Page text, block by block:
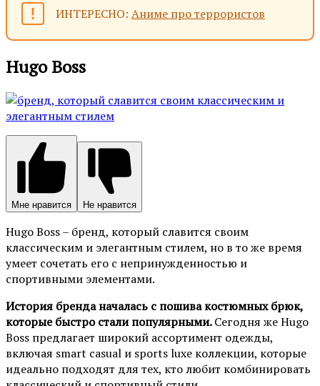
ИНТЕРЕСНО: Аниме про террористов
Hugo Boss
Мне нравится Не нравится
Hugo Boss – бренд, который славится своим
классическим и элегантным стилем, но в то же время
умеет сочетать его с непринужденностью и
спортивными элементами.
История бренда началась с пошива костюмных брюк,
которые быстро стали популярными.Сегодня же Hugo
Boss предлагает широкий ассортимент одежды,
включая smart casual и sports luxe коллекции, которые
идеально подходят для тех, кто любит комбинировать